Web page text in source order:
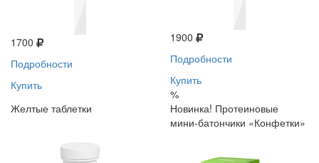
1700
Подробности
Купить
1900
Подробности
Купить
%
Желтые таблетки
Новинка! Протеиновые
мини-батончики «Конфетки»